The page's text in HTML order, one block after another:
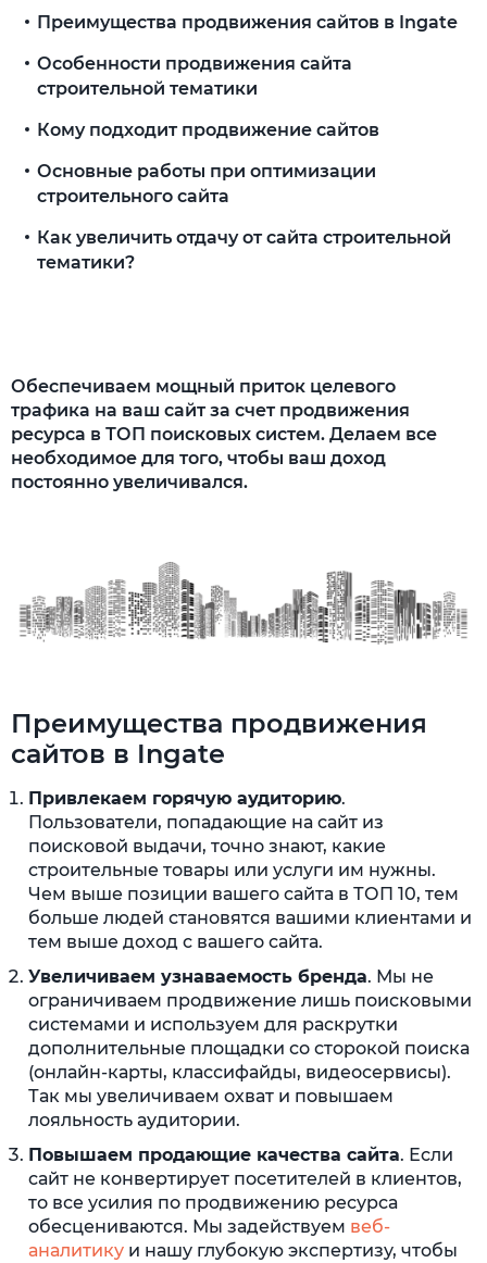
Обеспечиваем мощный приток целевого
трафика на ваш сайт за счет продвижения
ресурса в ТОП поисковых систем. Делаем все
необходимое для того, чтобы ваш доход
постоянно увеличивался.
Преимущества продвижения
сайтов в Ingate
Привлекаем горячую аудиторию.
Пользователи, попадающие на сайт из
поисковой выдачи, точно знают, какие
строительные товары или услуги им нужны.
Чем выше позиции вашего сайта в ТОП 10, тем
больше людей становятся вашими клиентами и
тем выше доход с вашего сайта.
Увеличиваем узнаваемость бренда. Мы не
ограничиваем продвижение лишь поисковыми
системами и используем для раскрутки
дополнительные площадки со сторокой поиска
(онлайн-карты, классифайды, видеосервисы).
Так мы увеличиваем охват и повышаем
лояльность аудитории.
Повышаем продающие качества сайта. Если
сайт не конвертирует посетителей в клиентов,
то все усилия по продвижению ресурса
обесцениваются. Мы задействуем веб-
аналитику и нашу глубокую экспертизу, чтобы
Преимущества продвижения сайтов в Ingate
Особенности продвижения сайта
строительной тематики
Кому подходит продвижение сайтов
Основные работы при оптимизации
строительного сайта
Как увеличить отдачу от сайта строительной
тематики?